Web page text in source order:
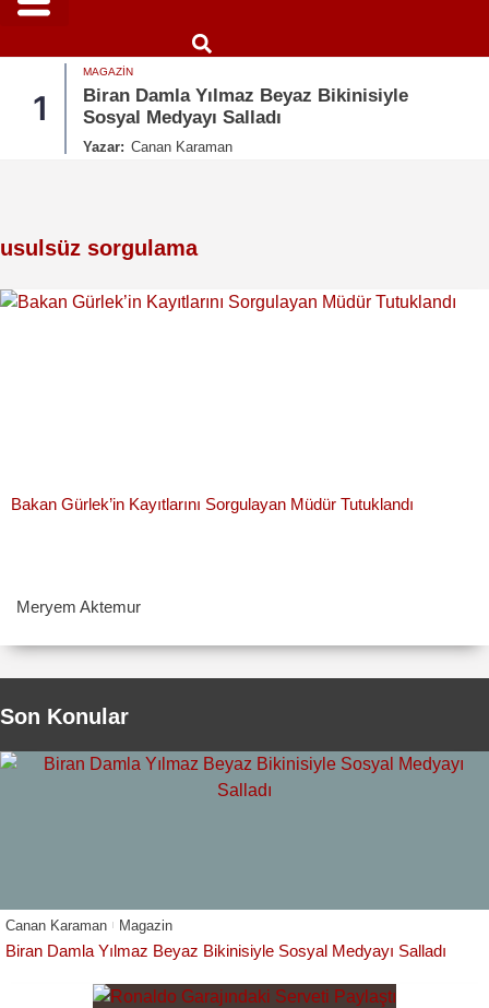
1
MAGAZIN
Biran Damla Yılmaz Beyaz Bikinisiyle
Sosyal Medyayı Salladı
Yazar: Canan Karaman
usulsüz sorgulama
Bakan Gürlek’in Kayıtlarını Sorgulayan Müdür Tutuklandı
Meryem Aktemur
Son Konular
Canan Karaman Magazin
Biran Damla Yılmaz Beyaz Bikinisiyle Sosyal Medyayı Salladı